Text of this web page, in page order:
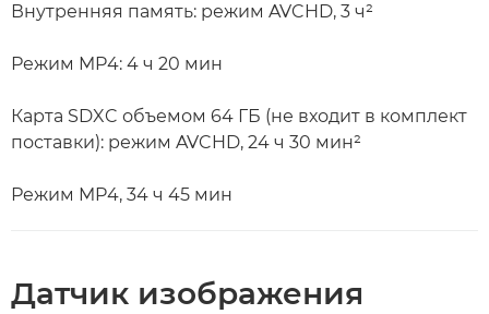
Внутренняя память: режим AVCHD, 3 ч²
Режим MP4: 4 ч 20 мин
Карта SDXC объемом 64 ГБ (не входит в комплект
поставки): режим AVCHD, 24 ч 30 мин²
Режим MP4, 34 ч 45 мин
Датчик изображения